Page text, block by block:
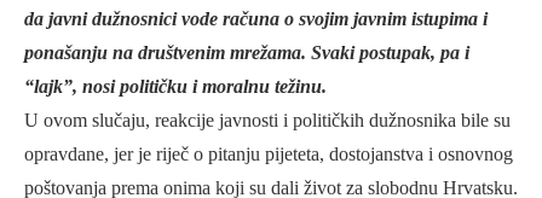
da javni dužnosnici vode računa o svojim javnim istupima i
ponašanju na društvenim mrežama. Svaki postupak, pa i
“lajk”, nosi političku i moralnu težinu.
U ovom slučaju, reakcije javnosti i političkih dužnosnika bile su
opravdane, jer je riječ o pitanju pijeteta, dostojanstva i osnovnog
poštovanja prema onima koji su dali život za slobodnu Hrvatsku.